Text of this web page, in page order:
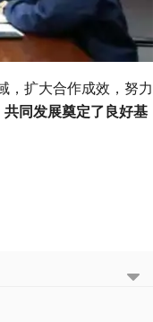
，扩大合作成效，努力
同发展奠定了良好基